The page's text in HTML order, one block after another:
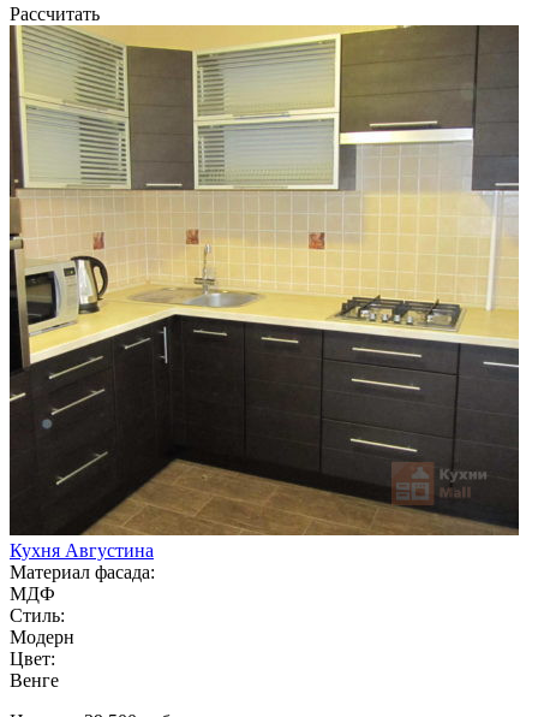
Рассчитать
Кухня Августина
Материал фасада:
МДФ
Стиль:
Модерн
Цвет:
Венге